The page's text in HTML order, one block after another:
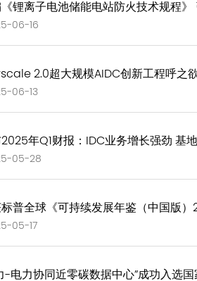
锂离子电池储能电站防火技术规程》
06-16
2.0超大规模AIDC创新工程呼之
06-13
年Q1财报：IDC业务增长强劲 基
05-28
普全球《可持续发展年鉴（中国版
05-17
-电力协同近零碳数据中心”成功入选